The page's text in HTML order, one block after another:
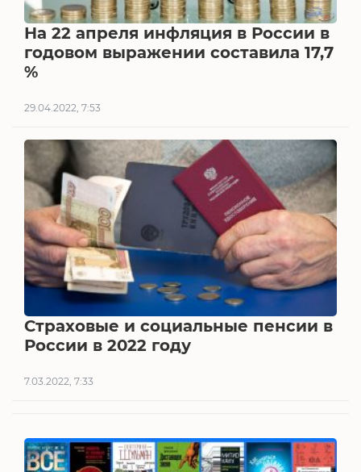
На 22 апреля инфляция в России в
годовом выражении составила 17,7
%
29.04.2022, 7:53
Страховые и социальные пенсии в
России в 2022 году
7.03.2022, 7:33